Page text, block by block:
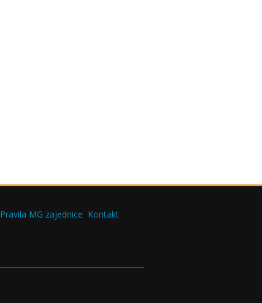
Pravila MG zajednice Kontakt